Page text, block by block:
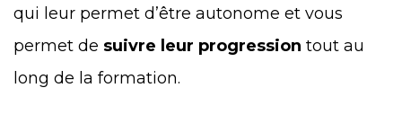
qui leur permet d’être autonome et vous
permet de suivre leur progression tout au
long de la formation.